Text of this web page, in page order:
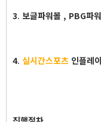
3. 보글파워볼 , PBG파
4. 실시간스포츠 인플레